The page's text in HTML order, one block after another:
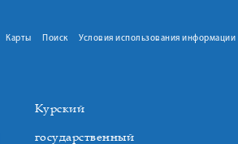
Карты Поиск Условия использования информации
Курский
государственный